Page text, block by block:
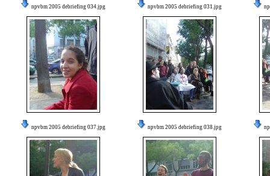
npvbm 2005 debriefing 034.jpg npvbm 2005 debriefing 031.jpg
npvbm 2005 debriefing 037.jpg npvbm 2005 debriefing 038.jpg